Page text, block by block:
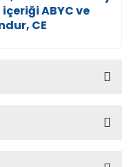
ABYC ve
CE